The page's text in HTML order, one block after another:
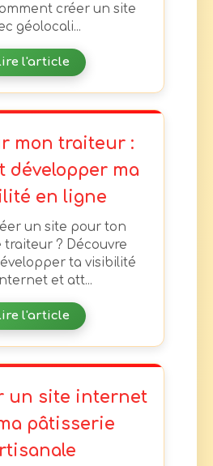
créer un site
géolocali...
l'article
mon traiteur :
développer ma
en ligne
un site pour ton
traiteur ? Découvre
ta visibilité
et att...
l'article
un site internet
pâtisserie